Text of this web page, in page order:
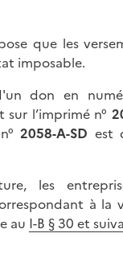
que les
imposable.
don en
l’imprimé n°
2058-A-SD est
les
à la
au I-B § 30 et